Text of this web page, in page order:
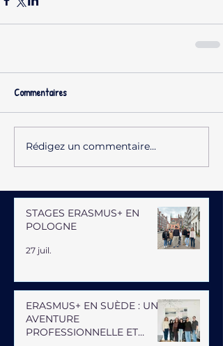
Commentaires
Rédigez un commentaire...
STAGES ERASMUS+ EN
POLOGNE
27 juil.
ERASMUS+ EN SUÈDE : UNE
AVENTURE
PROFESSIONNELLE ET